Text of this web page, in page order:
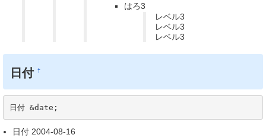
はろ3
レベル3
レベル3
レベル3
日付 †
日付 &date;
日付 2004-08-16